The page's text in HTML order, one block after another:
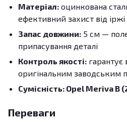
Матеріал: оцинкована
ефективний захист від
Запас довжини: 5 см —
припасування деталі
Контроль якості: гарантує
оригінальним заводським
Сумісність: Opel Meriva B
Переваги